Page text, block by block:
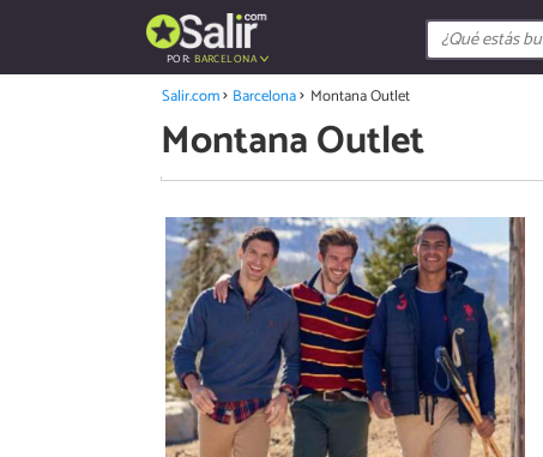
POR:BARCELONA
Salir.com Barcelona Montana Outlet
Montana Outlet